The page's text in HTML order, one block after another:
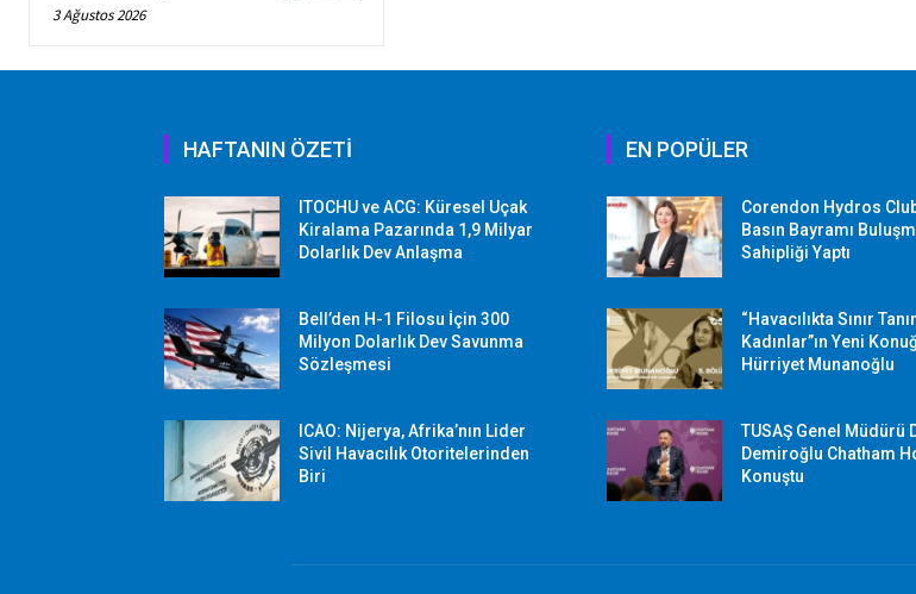
3 Ağustos 2026
HAFTANIN ÖZETİ
ITOCHU ve ACG: Küresel Uçak
Kiralama Pazarında 1,9 Milyar
Dolarlık Dev Anlaşma
Bell’den H-1 Filosu İçin 300
Milyon Dolarlık Dev Savunma
Sözleşmesi
ICAO: Nijerya, Afrika’nın Lider
Sivil Havacılık Otoritelerinden
Biri
EN POPÜLER
Corendon Hydros
Basın Bayramı
Sahipliği Yaptı
“Havacılıkta Sınır
Kadınlar”ın Yeni
Hürriyet Munanoğlu
TUSAŞ Genel Müdürü
Demiroğlu Chatham
Konuştu